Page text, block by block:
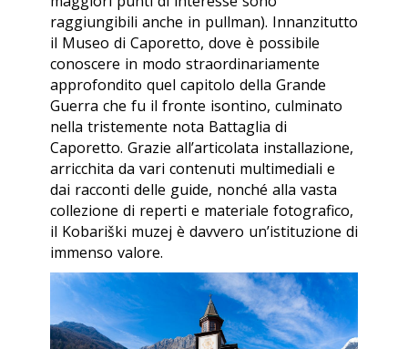
raggiungibili anche in pullman). Innanzitutto
il Museo di Caporetto, dove è possibile
conoscere in modo straordinariamente
approfondito quel capitolo della Grande
Guerra che fu il fronte isontino, culminato
nella tristemente nota Battaglia di
Caporetto. Grazie all’articolata installazione,
arricchita da vari contenuti multimediali e
dai racconti delle guide, nonché alla vasta
collezione di reperti e materiale fotografico,
il Kobariški muzej è davvero un’istituzione di
immenso valore.